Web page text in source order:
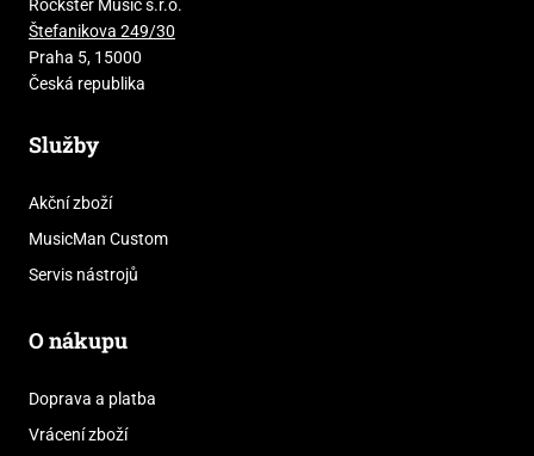
Rockster Music s.r.o.
Štefanikova 249/30
Praha 5, 15000
Česká republika
Služby
Akční zboží
MusicMan Custom
Servis nástrojů
O nákupu
Doprava a platba
Vrácení zboží